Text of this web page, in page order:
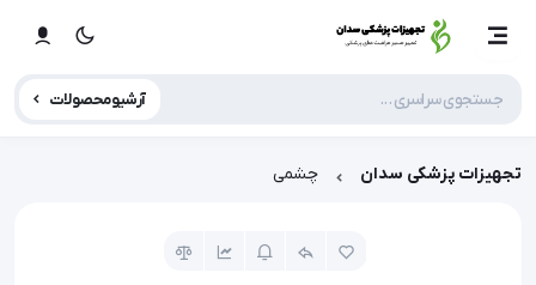
آرشیو محصولات
تجهیزات پزشکی سدان چشمی